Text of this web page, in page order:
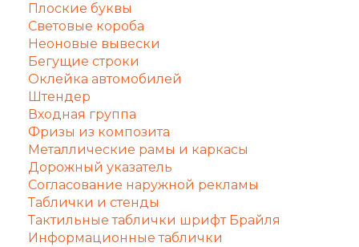
Плоские буквы
Световые короба
Неоновые вывески
Бегущие строки
Оклейка автомобилей
Штендер
Входная группа
Фризы из композита
Металлические рамы и каркасы
Дорожный указатель
Согласование наружной рекламы
Таблички и стенды
Тактильные таблички шрифт Брайля
Информационные таблички